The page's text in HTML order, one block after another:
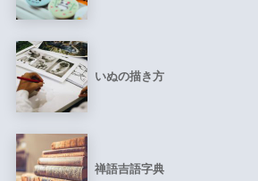
いぬの描き方
禅語吉語字典